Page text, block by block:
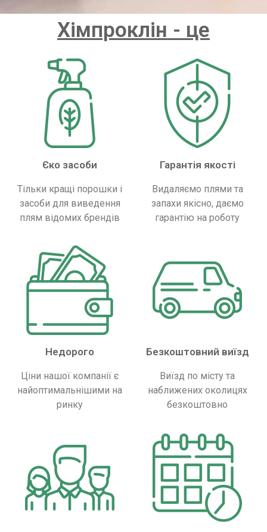
Хімпроклін - це
Єко засоби
Тільки кращі порошки і
засоби для виведення
плям відомих брендів
Гарантія якості
Видаляємо плями та
запахи якісно, ​​даємо
гарантію на роботу
Недорого
Ціни нашої компанії є
найоптимальнішими на
ринку
Безкоштовний виїзд
Виїзд по місту та
наближених околицях
безкоштовно